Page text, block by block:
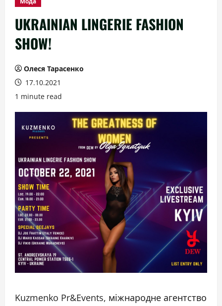
UKRAINIAN LINGERIE FASHION
SHOW!
Олеся Тарасенко
17.10.2021
1 minute read
Kuzmenko Pr&Events, міжнародне агентство